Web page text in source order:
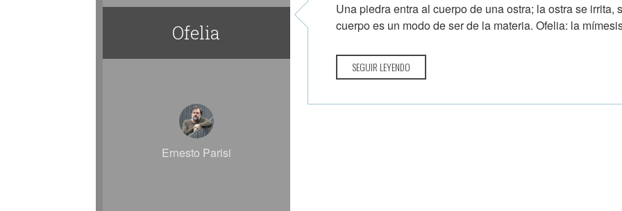
Ofelia
Ernesto Parisi
Una piedra entra al cuerpo de una ostra; la ostra se irrita,
cuerpo es un modo de ser de la materia. Ofelia: la
SEGUIR LEYENDO